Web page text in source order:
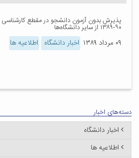
پذیرش بدون آزمون دانشجو در مقطع
۹۰-۱۳۸۹ از سایر دانشگاه‌ها
۰۹ مرداد ۱۳۸۹ اخبار دانشگاه اطلاعیه ها
دسته‌های اخبار
اخبار دانشگاه
اطلاعیه ها